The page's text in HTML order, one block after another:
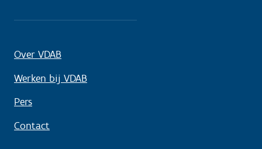
Over VDAB
Werken bij VDAB
Pers
Contact